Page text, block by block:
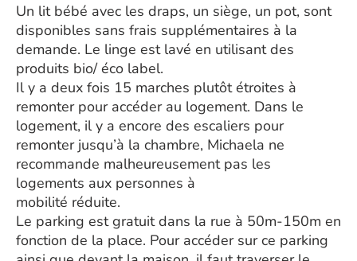
Un lit bébé avec les draps, un siège, un pot, sont
disponibles sans frais supplémentaires à la
demande. Le linge est lavé en utilisant des
produits bio/ éco label.
Il y a deux fois 15 marches plutôt étroites à
remonter pour accéder au logement. Dans le
logement, il y a encore des escaliers pour
remonter jusqu’à la chambre, Michaela ne
recommande malheureusement pas les
logements aux personnes à
mobilité réduite.
Le parking est gratuit dans la rue à 50m-150m en
fonction de la place. Pour accéder sur ce parking